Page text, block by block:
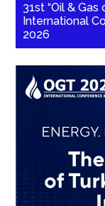
31st “Oil &
International
2026